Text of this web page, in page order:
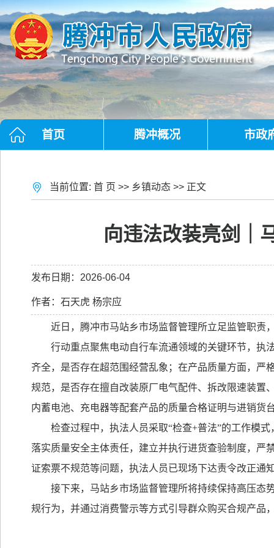
首页 腾冲概况 市政
当前位置: 首 页 >> 乡镇动态 >> 正文
向违法改装亮剑｜
发布日期：2026-06-04
作者：石天虎 杨宗应
近日，腾冲市马站乡市场监督管理所立足监管职责
行动重点聚焦电动自行车流通领域的关键环节，执
齐全，是否存在超范围经营乱象；在产品质量方面，严
规范，是否存在擅自改装原厂电气配件、拆改限速装置
内蓄电池、充电器等配套产品的质量合格证明与进销货
检查过程中，执法人员采取“检查+普法”的工作模式
落实质量安全主体责任，建立并执行进货查验制度，严
证索票不规范等问题，执法人员已现场下达责令改正通
接下来，马站乡市场监督管理所将持续保持高压态
规行为，并通过消费警示等方式引导群众购买合规产品